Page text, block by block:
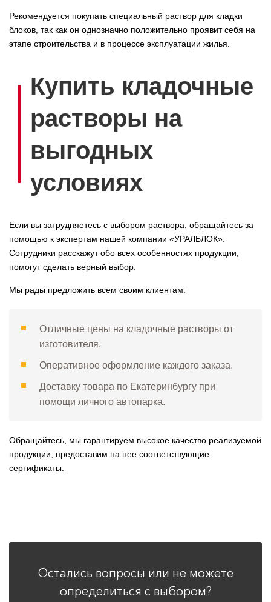
Рекомендуется покупать специальный раствор для кладки
блоков, так как он однозначно положительно проявит себя на
этапе строительства и в процессе эксплуатации жилья.
Купить кладочные
растворы на
выгодных
условиях
Если вы затрудняетесь с выбором раствора, обращайтесь за
помощью к экспертам нашей компании «УРАЛБЛОК».
Сотрудники расскажут обо всех особенностях продукции,
помогут сделать верный выбор.
Мы рады предложить всем своим клиентам:
Отличные цены на кладочные растворы от
изготовителя.
Оперативное оформление каждого заказа.
Доставку товара по Екатеринбургу при
помощи личного автопарка.
Обращайтесь, мы гарантируем высокое качество реализуемой
продукции, предоставим на нее соответствующие
сертификаты.
Остались вопросы или не можете
определиться с выбором?